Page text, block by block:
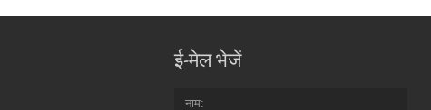
ई-मेल भेजें
नाम